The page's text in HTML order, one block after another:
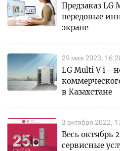
Предзаказ LG
передовые
экране
29 мая 2023,
LG Multi V i -
в Казахстане
3 октября 2022,
Весь октябрь
сервисные